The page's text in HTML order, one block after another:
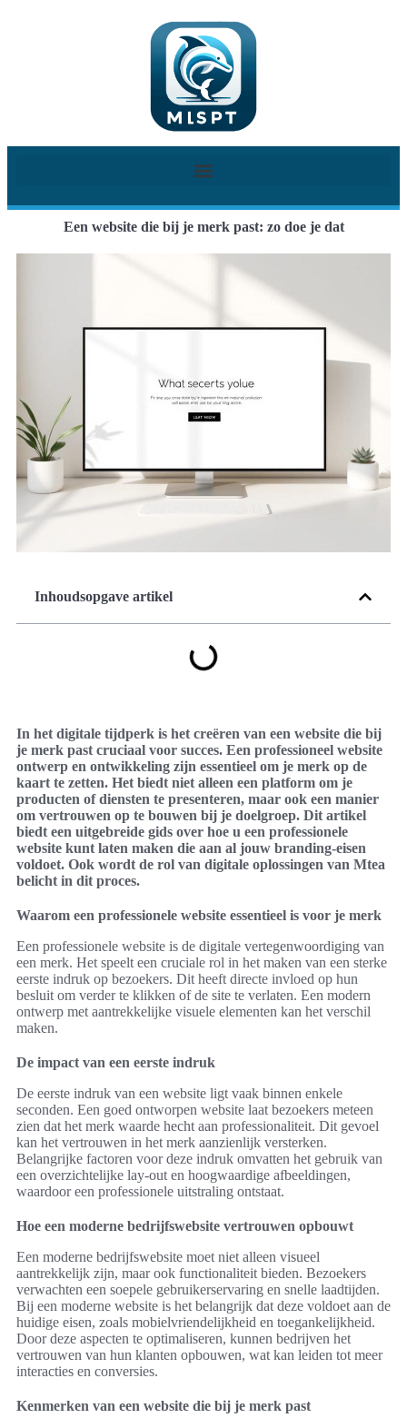
Een website die bij je merk past: zo doe je dat
Inhoudsopgave artikel
In het digitale tijdperk is het creëren van een website die bij
je merk past cruciaal voor succes. Een professioneel website
ontwerp en ontwikkeling zijn essentieel om je merk op de
kaart te zetten. Het biedt niet alleen een platform om je
producten of diensten te presenteren, maar ook een manier
om vertrouwen op te bouwen bij je doelgroep. Dit artikel
biedt een uitgebreide gids over hoe u een professionele
website kunt laten maken die aan al jouw branding-eisen
voldoet. Ook wordt de rol van digitale oplossingen van Mtea
belicht in dit proces.
Waarom een professionele website essentieel is voor je merk
Een professionele website is de digitale vertegenwoordiging van
een merk. Het speelt een cruciale rol in het maken van een sterke
eerste indruk op bezoekers. Dit heeft directe invloed op hun
besluit om verder te klikken of de site te verlaten. Een modern
ontwerp met aantrekkelijke visuele elementen kan het verschil
maken.
De impact van een eerste indruk
De eerste indruk van een website ligt vaak binnen enkele
seconden. Een goed ontworpen website laat bezoekers meteen
zien dat het merk waarde hecht aan professionaliteit. Dit gevoel
kan het vertrouwen in het merk aanzienlijk versterken.
Belangrijke factoren voor deze indruk omvatten het gebruik van
een overzichtelijke lay-out en hoogwaardige afbeeldingen,
waardoor een professionele uitstraling ontstaat.
Hoe een moderne bedrijfswebsite vertrouwen opbouwt
Een moderne bedrijfswebsite moet niet alleen visueel
aantrekkelijk zijn, maar ook functionaliteit bieden. Bezoekers
verwachten een soepele gebruikerservaring en snelle laadtijden.
Bij een moderne website is het belangrijk dat deze voldoet aan de
huidige eisen, zoals mobielvriendelijkheid en toegankelijkheid.
Door deze aspecten te optimaliseren, kunnen bedrijven het
vertrouwen van hun klanten opbouwen, wat kan leiden tot meer
interacties en conversies.
Kenmerken van een website die bij je merk past